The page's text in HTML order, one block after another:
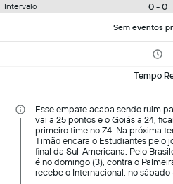
Intervalo 0 - 0
Sem eventos
Tempo
Esse empate acaba sendo ruim
vai a 25 pontos e o Goiás a 24,
primeiro time no Z4. Na próxima
Timão encara o Estudiantes pelo
final da Sul-Americana. Pelo
é no domingo (3), contra o
recebe o Internacional, no sábado